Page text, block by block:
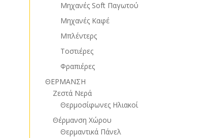
Μηχανές Soft Παγωτού
Μηχανές Καφέ
Μπλέντερς
Τοστιέρες
Φραπιέρες
ΘΕΡΜΑΝΣΗ
Ζεστά Νερά
Θερμοσίφωνες Ηλιακοί
Θέρμανση Χώρου
Θερμαντικά Πάνελ